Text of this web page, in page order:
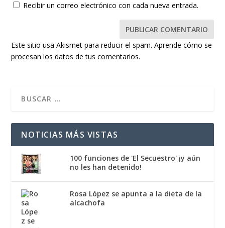
Recibir un correo electrónico con cada nueva entrada.
Este sitio usa Akismet para reducir el spam.Aprende cómo se
procesan los datos de tus comentarios.
NOTICIAS MÁS VISTAS
100 funciones de 'El Secuestro' ¡y aún
no les han detenido!
Rosa López se apunta a la dieta de la
alcachofa